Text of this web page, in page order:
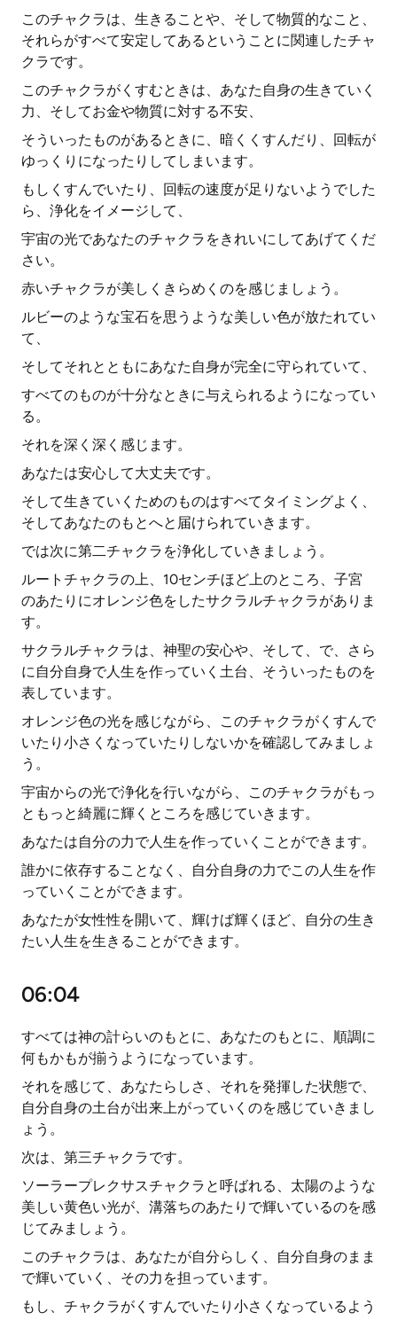
このチャクラは、生きることや、そして物質的なこと、
それらがすべて安定してあるということに関連したチャ
クラです。
このチャクラがくすむときは、あなた自身の生きていく
力、そしてお金や物質に対する不安、
そういったものがあるときに、暗くくすんだり、回転が
ゆっくりになったりしてしまいます。
もしくすんでいたり、回転の速度が足りないようでした
ら、浄化をイメージして、
宇宙の光であなたのチャクラをきれいにしてあげてくだ
さい。
赤いチャクラが美しくきらめくのを感じましょう。
ルビーのような宝石を思うような美しい色が放たれてい
て、
そしてそれとともにあなた自身が完全に守られていて、
すべてのものが十分なときに与えられるようになってい
る。
それを深く深く感じます。
あなたは安心して大丈夫です。
そして生きていくためのものはすべてタイミングよく、
そしてあなたのもとへと届けられていきます。
では次に第二チャクラを浄化していきましょう。
ルートチャクラの上、10センチほど上のところ、子宮
のあたりにオレンジ色をしたサクラルチャクラがありま
す。
サクラルチャクラは、神聖の安心や、そして、で、さら
に自分自身で人生を作っていく土台、そういったものを
表しています。
オレンジ色の光を感じながら、このチャクラがくすんで
いたり小さくなっていたりしないかを確認してみましょ
う。
宇宙からの光で浄化を行いながら、このチャクラがもっ
ともっと綺麗に輝くところを感じていきます。
あなたは自分の力で人生を作っていくことができます。
誰かに依存することなく、自分自身の力でこの人生を作
っていくことができます。
あなたが女性性を開いて、輝けば輝くほど、自分の生き
たい人生を生きることができます。
06:04
すべては神の計らいのもとに、あなたのもとに、順調に
何もかもが揃うようになっています。
それを感じて、あなたらしさ、それを発揮した状態で、
自分自身の土台が出来上がっていくのを感じていきまし
ょう。
次は、第三チャクラです。
ソーラープレクサスチャクラと呼ばれる、太陽のような
美しい黄色い光が、溝落ちのあたりで輝いているのを感
じてみましょう。
このチャクラは、あなたが自分らしく、自分自身のまま
で輝いていく、その力を担っています。
もし、チャクラがくすんでいたり小さくなっているよう